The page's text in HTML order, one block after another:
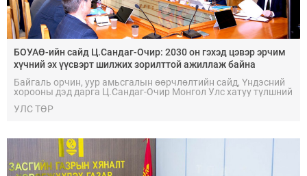
БОУАӨ-ийн сайд Ц.Сандаг-Очир: 2030 он гэхэд цэвэр эрчим
хүчний эх үүсвэрт шилжих зорилттой ажиллаж байна
Байгаль орчин, уур амьсгалын өөрчлөлтийн сайд, Үндэсний
хорооны дэд дарга Ц.Сандаг-Очир Монгол Улс хатуу түлшний
эрчим хүчний эх үүсвэрт шилжих зорилт тавин ажиллаж
УЛС ТӨР